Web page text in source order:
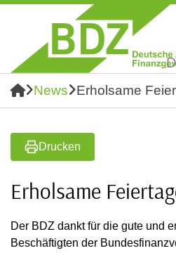
News Erholsame
Drucken
Erholsame
Der BDZ dankt für die gute und
Beschäftigten der